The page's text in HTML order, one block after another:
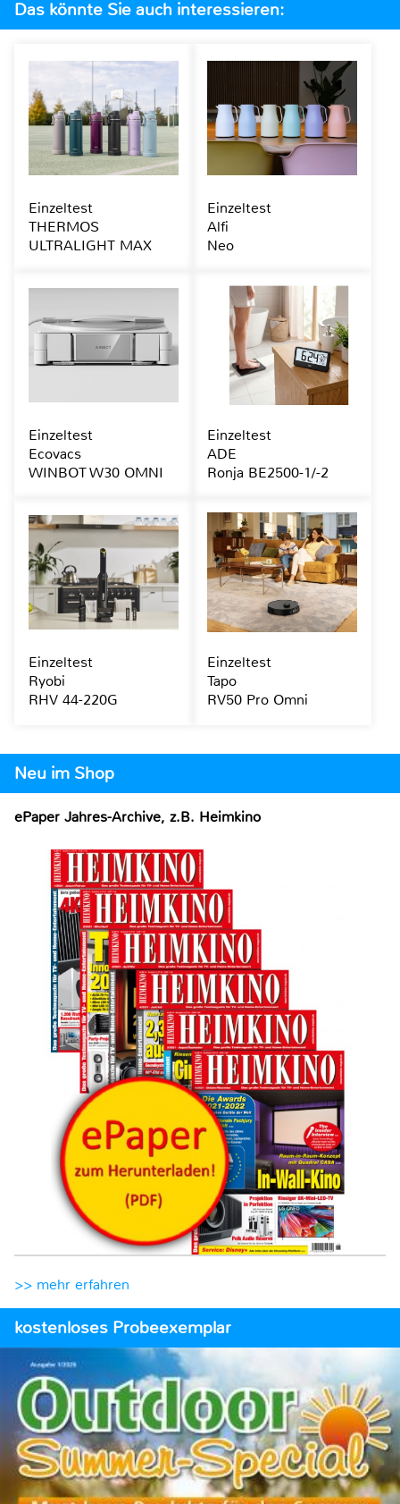
Neu im Shop
ePaper Jahres-Archive, z.B. Heimkino
>> mehr erfahren
kostenloses Probeexemplar
Das könnte Sie auch interessieren:
Einzeltest
THERMOS
ULTRALIGHT MAX
Einzeltest
Alfi
Neo
Einzeltest
Ecovacs
WINBOT W30 OMNI
Einzeltest
ADE
Ronja BE2500-1/-2
Einzeltest
Ryobi
RHV 44-220G
Einzeltest
Tapo
RV50 Pro Omni